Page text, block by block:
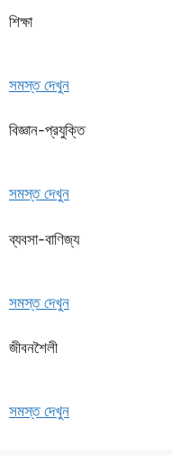
শিক্ষা
সমস্ত দেখুন
বিজ্ঞান-প্রযুক্তি
সমস্ত দেখুন
ব্যবসা-বাণিজ্য
সমস্ত দেখুন
জীবনশৈলী
সমস্ত দেখুন